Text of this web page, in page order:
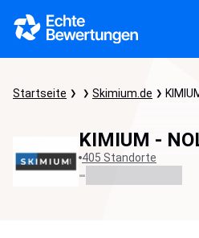
Startseite Skimium.de
KIMIUM -
405 Standorte
-